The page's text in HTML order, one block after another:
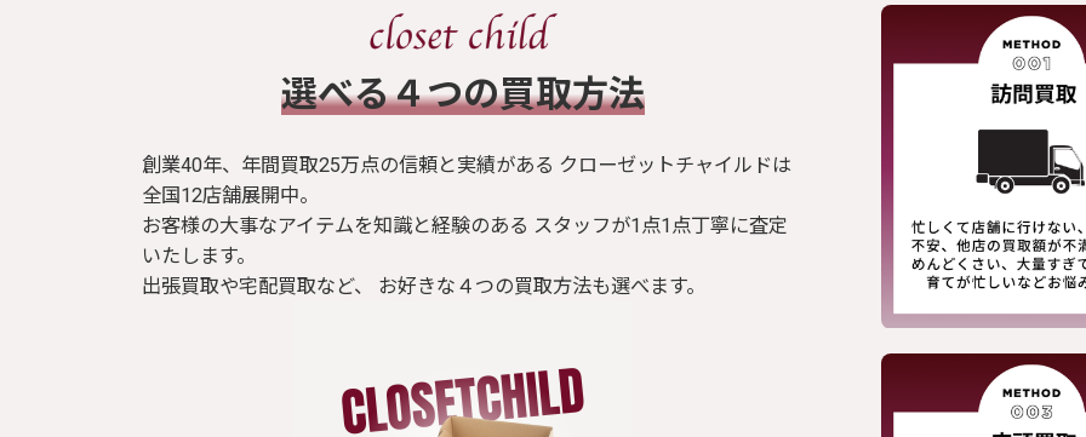
​選べる４つの買取方法
創業40年、年間買取25万点の信頼と実績がある クローゼットチャイルドは
全国12店舗展開中。
お客様の大事なアイテムを知識と経験のある スタッフが1点1点丁寧に査定
いたします。
出張買取や宅配買取など、 お好きな４つの買取方法も選べます。